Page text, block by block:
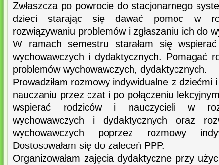
Zwłaszcza po powrocie do stacjonarnego
dzieci starając się dawać pomoc w
rozwiązywaniu problemów i zgłaszaniu ich do
W ramach semestru starałam się
wychowawczych i dydaktycznych. Pomagać
problemów wychowawczych, dydaktycznych.
Prowadziłam rozmowy indywidualne z dziećmi
nauczaniu przez czat i po połączeniu
wspierać rodziców i nauczycieli w
wychowawczych i dydaktycznych oraz
wychowawczych poprzez rozmowy
Dostosowałam się do zaleceń PPP.
Organizowałam zajęcia dydaktyczne przy